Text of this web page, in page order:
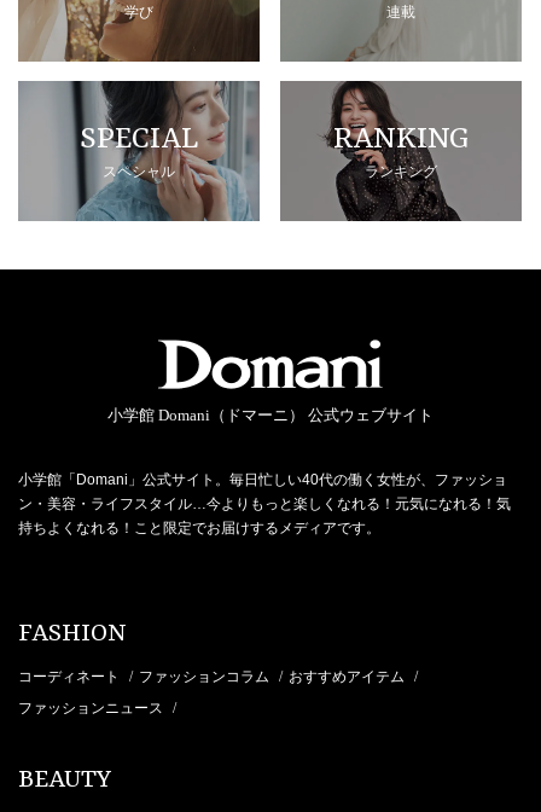
学び 連載
SPECIAL
スペシャル
RANKING
ランキング
小学館 Domani（ドマーニ） 公式ウェブサイト
小学館「Domani」公式サイト。毎日忙しい40代の働く女性が、ファッショ
ン・美容・ライフスタイル…今よりもっと楽しくなれる！元気になれる！気
持ちよくなれる！こと限定でお届けするメディアです。
FASHION
コーディネート / ファッションコラム / おすすめアイテム /
ファッションニュース /
BEAUTY